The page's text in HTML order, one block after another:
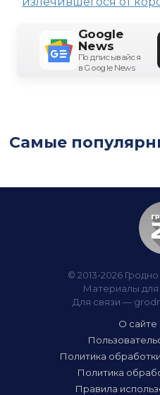
Google
News
Подписывайся
в Google News
Самые
© 2013-2026
Материалы для
Для связи —
О сайте
Политика
Политика
Правила